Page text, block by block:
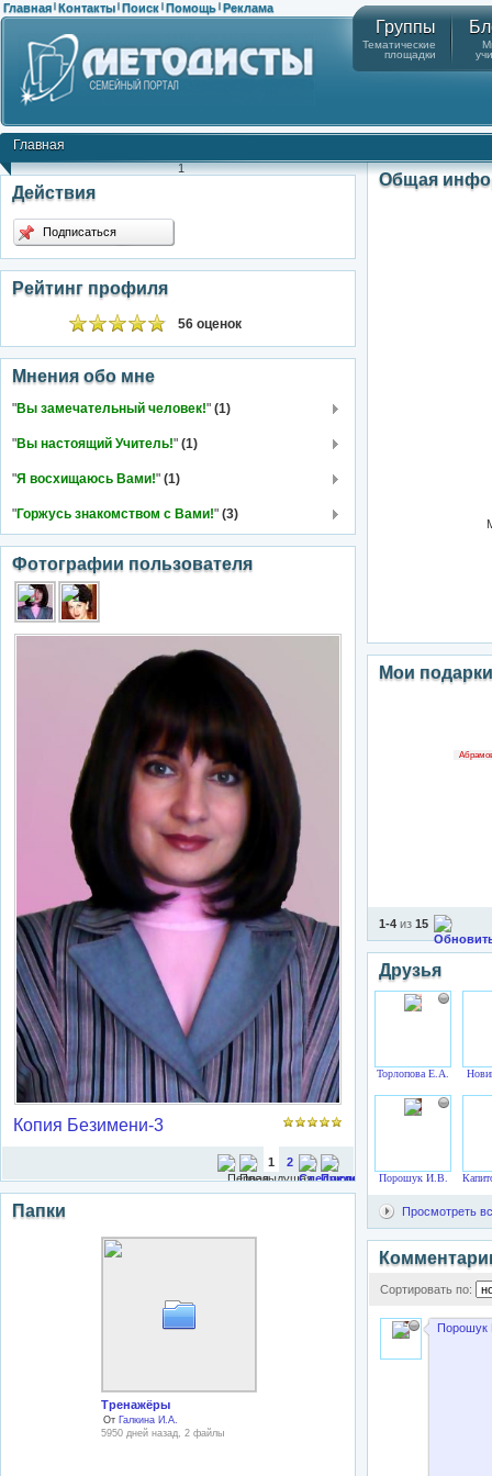
Главная | Контакты | Поиск | Помощь | Реклама
Группы
Тематические
площадки
Главная
1
Действия
Подписаться
Рейтинг профиля
56 оценок
Мнения обо мне
"Вы замечательный человек!" (1)
"Вы настоящий Учитель!" (1)
"Я восхищаюсь Вами!" (1)
"Горжусь знакомством с Вами!" (3)
Фотографии пользователя
Копия Безимени-3
1 2
Папки
Тренажёры
От Галкина И.А.
5950 дней назад, 2 файлы
Общая
Мои подарки
1-4 из 15
Друзья
Торлопова Е.А.
Порошук И.В.
Просмотреть
Сортировать по:
Порошук